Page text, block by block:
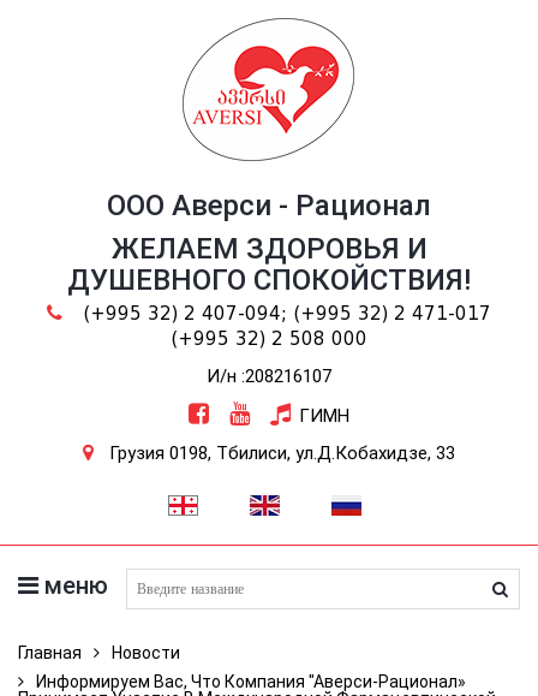
ООО Аверси - Рационал
ЖЕЛАЕМ ЗДОРОВЬЯ И
ДУШЕВНОГО СПОКОЙСТВИЯ!
(+995 32) 2 407-094; (+995 32) 2 471-017
(+995 32) 2 508 000
И/н :208216107
ГИМН
Грузия 0198, Тбилиси, ул.Д.Кобахидзе, 33
меню поиск лекарств
Главная
Новости
Информируем Вас, Что Компания "Аверси-Рационал»